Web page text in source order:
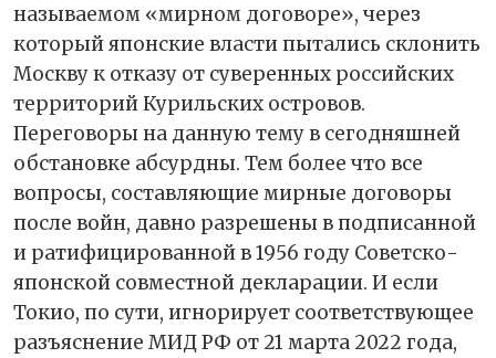
называемом «мирном договоре», через
который японские власти пытались склонить
Москву к отказу от суверенных российских
территорий Курильских островов.
Переговоры на данную тему в сегодняшней
обстановке абсурдны. Тем более что все
вопросы, составляющие мирные договоры
после войн, давно разрешены в подписанной
и ратифицированной в 1956 году Советско-
японской совместной декларации. И если
Токио, по сути, игнорирует соответствующее
разъяснение МИД РФ от 21 марта 2022 года,